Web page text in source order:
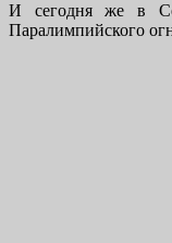
И сегодня же в
Паралимпийского